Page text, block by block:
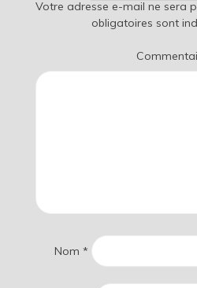
Votre adresse e-mail ne sera
obligatoires sont
Nom *